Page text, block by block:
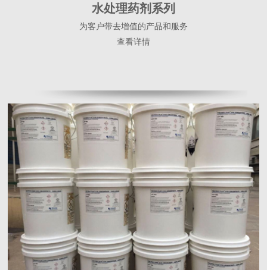
水处理药剂系列
为客户带去增值的产品和服务
查看详情